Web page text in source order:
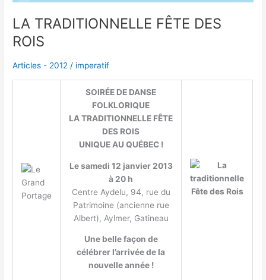
LA TRADITIONNELLE FÊTE DES
ROIS
Articles - 2012 / imperatif
SOIRÉE DE DANSE
FOLKLORIQUE
LA TRADITIONNELLE FÊTE
DES ROIS
UNIQUE AU QUÉBEC !
Le samedi 12 janvier 2013
à 20 h
Centre Aydelu, 94, rue du
Patrimoine (ancienne rue
Albert), Aylmer, Gatineau
Une belle façon de
célébrer l’arrivée de la
nouvelle année !